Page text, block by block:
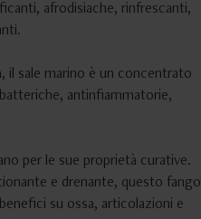
afrodisiache, rinfrescanti,
il sale marino è un concentrato
antinfiammatorie,
per le sue proprietà curative.
e drenante, questo fango
su ossa, articolazioni e